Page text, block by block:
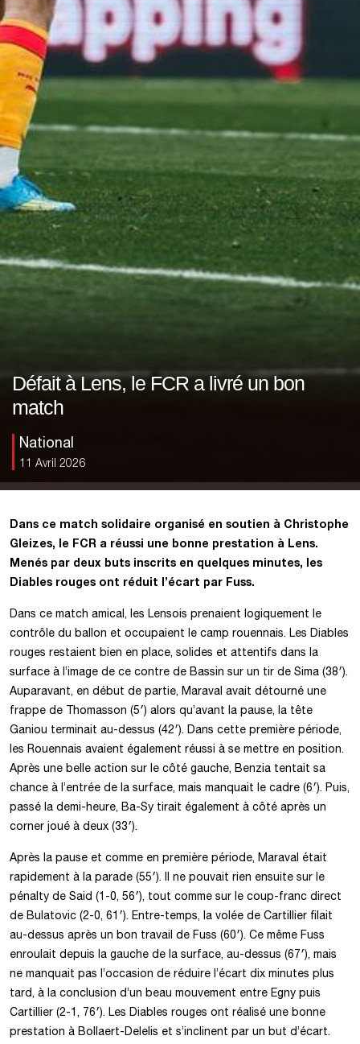
Défait à Lens, le FCR a livré un bon
match
National
11 Avril 2026
Dans ce match solidaire organisé en soutien à Christophe
Gleizes, le FCR a réussi une bonne prestation à Lens.
Menés par deux buts inscrits en quelques minutes, les
Diables rouges ont réduit l’écart par Fuss.
Dans ce match amical, les Lensois prenaient logiquement le
contrôle du ballon et occupaient le camp rouennais. Les Diables
rouges restaient bien en place, solides et attentifs dans la
surface à l’image de ce contre de Bassin sur un tir de Sima (38′).
Auparavant, en début de partie, Maraval avait détourné une
frappe de Thomasson (5′) alors qu’avant la pause, la tête
Ganiou terminait au-dessus (42′). Dans cette première période,
les Rouennais avaient également réussi à se mettre en position.
Après une belle action sur le côté gauche, Benzia tentait sa
chance à l’entrée de la surface, mais manquait le cadre (6′). Puis,
passé la demi-heure, Ba-Sy tirait également à côté après un
corner joué à deux (33′).
Après la pause et comme en première période, Maraval était
rapidement à la parade (55′). Il ne pouvait rien ensuite sur le
pénalty de Said (1-0, 56′), tout comme sur le coup-franc direct
de Bulatovic (2-0, 61′). Entre-temps, la volée de Cartillier filait
au-dessus après un bon travail de Fuss (60′). Ce même Fuss
enroulait depuis la gauche de la surface, au-dessus (67′), mais
ne manquait pas l’occasion de réduire l’écart dix minutes plus
tard, à la conclusion d’un beau mouvement entre Egny puis
Cartillier (2-1, 76′). Les Diables rouges ont réalisé une bonne
prestation à Bollaert-Delelis et s’inclinent par un but d’écart.